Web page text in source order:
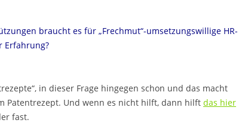
braucht es für „Frechmut“-umsetzungswillige HR-
Erfahrung?
in dieser Frage hingegen schon und das macht
Patentrezept. Und wenn es nicht hilft, dann hilft das hier
fast.